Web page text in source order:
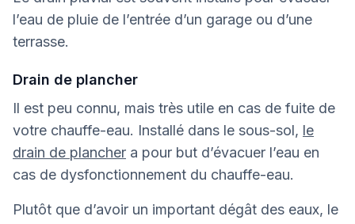
l’eau de pluie de l’entrée d’un garage ou d’une
terrasse.
Drain de plancher
Il est peu connu, mais très utile en cas de fuite de
votre chauffe-eau. Installé dans le sous-sol, le
drain de plancher a pour but d’évacuer l’eau en
cas de dysfonctionnement du chauffe-eau.
Plutôt que d’avoir un important dégât des eaux, le